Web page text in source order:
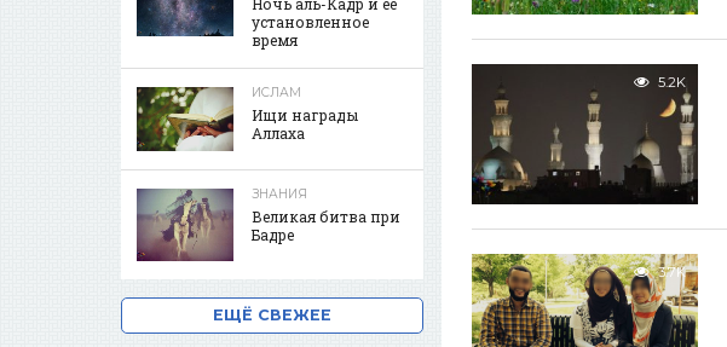
5.2K
3.7K
установленное
время
ИСЛАМ
Ищи награды
Аллаха
ЗНАНИЯ
Великая битва при
Бадре
ЕЩЁ СВЕЖЕЕ